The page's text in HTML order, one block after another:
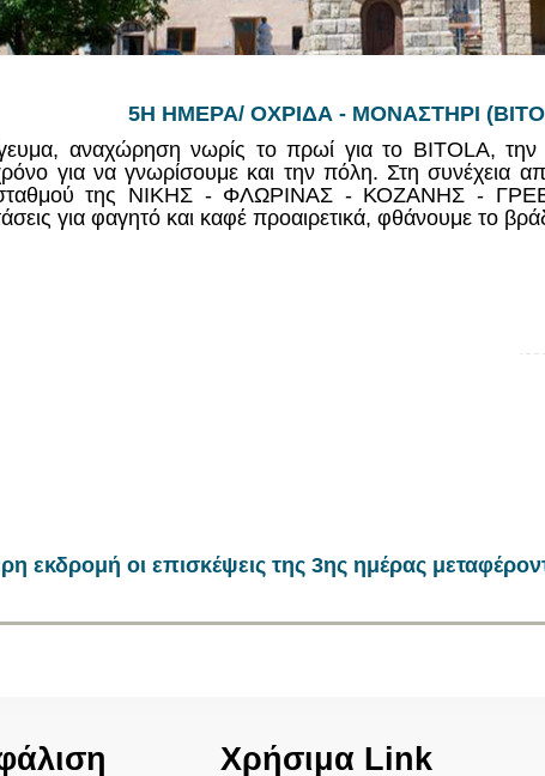
5Η ΗΜΕΡΑ/ ΟΧΡΙΔΑ - ΜΟΝΑΣΤΗΡΙ
αναχώρηση νωρίς το πρωί για το BITOLA,
για να γνωρίσουμε και την πόλη. Στη συνέχεια
σταθμού της ΝΙΚΗΣ - ΦΛΩΡΙΝΑΣ - ΚΟΖΑΝΗΣ -
για φαγητό και καφέ προαιρετικά, φθάνουμε το
εκδρομή οι επισκέψεις της 3ης ημέρας
Χρήσιμα Link